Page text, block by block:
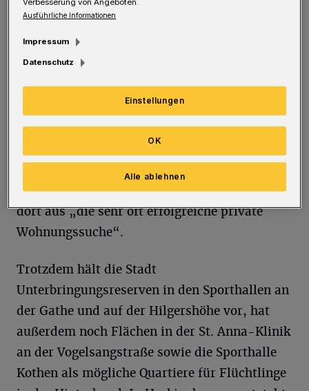
S ozial- und Integrationsdezernent Stefan
Kühn nennt neueste Zahlen: Am
vergangenen Montag sind 100 Ukrainerinnen
und Ukrainer in Wuppertal angekommen,
„normal“ sind etwa 50 Flüchtlinge, die sich
pro Tag bei der Stadt melden, nachdem sie
angekommen sind. 60 Prozent der Menschen,
so Kühn weiter, finden private Unterkünfte bei
Freunden und Bekannten – und starten von
dort aus „die sehr oft erfolgreiche private
Wohnungssuche“.
Trotzdem hält die Stadt
Unterbringungsreserven in den Sporthallen an
der Gathe und auf der Hilgershöhe vor, hat
außerdem noch Flächen in der St. Anna-Klinik
an der Vogelsangstraße sowie die Sporthalle
Kothen als mögliche Quartiere für Flüchtlinge
Verbesserung von Angeboten.
Ausführliche Informationen
Impressum
Datenschutz
Einstellungen
Alle ablehnen
OK